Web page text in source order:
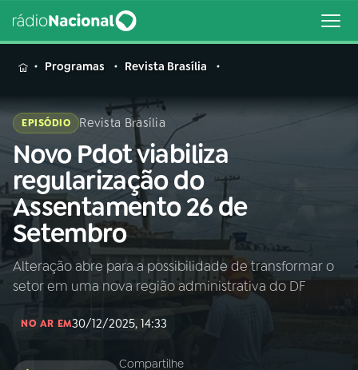
MENU
Buscar
na
Rádio
Nacional
Buscar
AO VIVO
01INÍCIO
Programas Revista Brasília
EPISÓDIO Revista Brasília
Novo Pdot viabiliza
regularização do
Assentamento 26 de
Setembro
Alteração abre para a possibilidade de transformar o
setor em uma nova região administrativa do DF
NO AR EM30/12/2025, 14:33
Compartilhe